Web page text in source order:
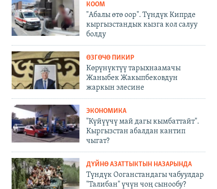
КООМ
"Абалы өтө оор". Түндүк Кипрде
кыргызстандык кызга кол салуу
болду
ӨЗГӨЧӨ ПИКИР
Көрүнүктүү тарыхнаамачы
Жаныбек Жакыпбековдун
жаркын элесине
ЭКОНОМИКА
"Күйүүчү май дагы кымбаттайт".
Кыргызстан абалдан кантип
чыгат?
ДҮЙНӨ АЗАТТЫКТЫН НАЗАРЫНДА
Түндүк Ооганстандагы чабуулдар
"Талибан" үчүн чоң сынообу?